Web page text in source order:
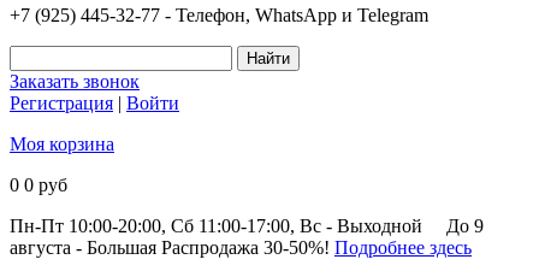
+7 (925) 445-32-77 - Телефон, WhatsApp и Telegram
Заказать звонок
Регистрация | Войти
Моя корзина
0 0 руб
Пн-Пт 10:00-20:00, Сб 11:00-17:00, Вс - Выходной
До 9
августа - Большая Распродажа 30-50%! Подробнее здесь